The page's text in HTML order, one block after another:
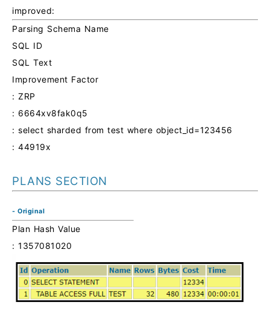
improved:
Parsing Schema Name
SQL ID
SQL Text
Improvement Factor
: ZRP
: 6664xv8fak0q5
: select sharded from test where object_id=123456
: 44919x
PLANS SECTION
- Original
Plan Hash Value
: 1357081020